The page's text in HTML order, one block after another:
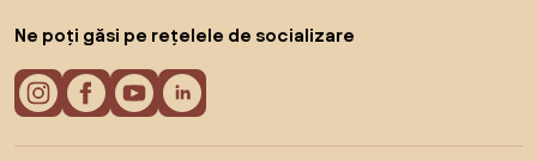
Ne poți găsi pe rețelele de socializare